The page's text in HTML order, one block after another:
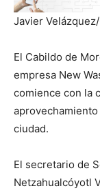
Javier
El Cabildo de
empresa New
comience con la
ciudad.
El secretario de
Netzahualcóyotl